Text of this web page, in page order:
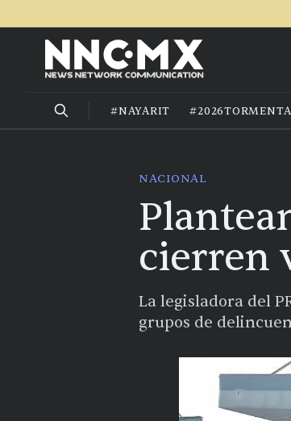
#NAYARIT
NACIONAL
cierren
La legisladora del
grupos de